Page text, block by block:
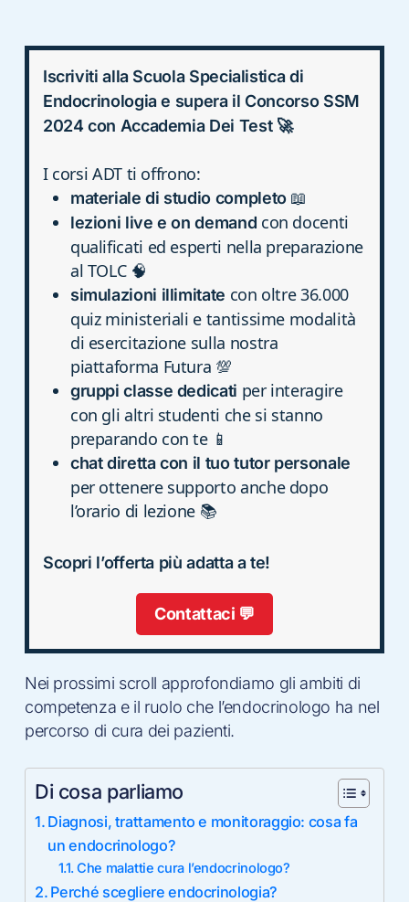
Iscriviti alla Scuola Specialistica di
Endocrinologia e supera il Concorso SSM
2024 con Accademia Dei Test 🚀
I corsi ADT ti offrono:
materiale di studio completo📖
lezioni live e on demand con docenti
qualificati ed esperti nella preparazione
al TOLC 🧠
simulazioni illimitate con oltre 36.000
quiz ministeriali e tantissime modalità
di esercitazione sulla nostra
piattaforma Futura 💯
gruppi classe dedicati per interagire
con gli altri studenti che si stanno
preparando con te 📱
chat diretta con il tuo tutor personale
per ottenere supporto anche dopo
l’orario di lezione 📚
Scopri l’offerta più adatta a te!
Contattaci 💬
Nei prossimi scroll approfondiamo gli ambiti di
competenza e il ruolo che l’endocrinologo ha nel
percorso di cura dei pazienti.
Di cosa parliamo
Diagnosi, trattamento e monitoraggio: cosa fa
un endocrinologo?
Che malattie cura l’endocrinologo?
Perché scegliere endocrinologia?